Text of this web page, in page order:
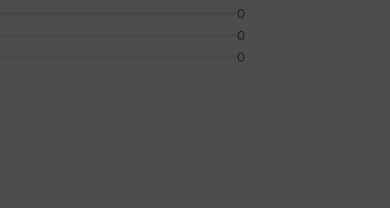
0
0
0